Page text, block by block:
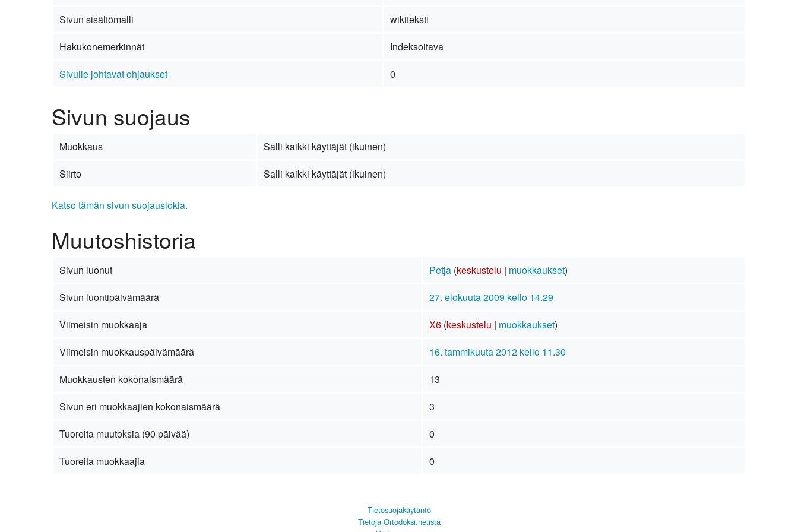
Kirkkoon liittyminen
Sivun sisältömalli
wikiteksti
Hakukonemerkinnät
Indeksoitava
Sivulle johtavat ohjaukset
0
Sivun suojaus
Muokkaus
Salli kaikki käyttäjät (ikuinen)
Siirto
Salli kaikki käyttäjät (ikuinen)
Katso tämän sivun suojauslokia.
Muutoshistoria
Sivun luonut Petja (keskustelu | muokkaukset)
Sivun luontipäivämäärä
27. elokuuta 2009 kello 14.29
Viimeisin muokkaaja
X6 (keskustelu | muokkaukset)
Viimeisin muokkauspäivämäärä
16. tammikuuta 2012 kello 11.30
Muokkausten kokonaismäärä
13
Sivun eri muokkaajien kokonaismäärä
3
Tuoreita muutoksia (90 päivää)
0
Tuoreita muokkaajia
0
Tietosuojakäytäntö
Tietoja Ortodoksi.netista